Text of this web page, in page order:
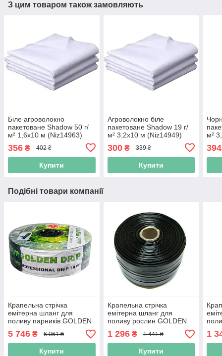
З цим товаром також замовляють
Біле агроволокно
пакетоване Shadow 50 г/
м² 1,6x10 м (Niz14963)
356 ₴ 402 ₴
Купити
Агроволокно біле
пакетоване Shadow 19 г/
м² 3,2x10 м (Niz14949)
300₴ 339 ₴
Купити
м²
394
Подібні товари компанії
Крапельна стрічка
емітерна шланг для
поливу парників GOLDEN
DRIP крок 10 см
(Niz16481)
5 746 ₴ 6 061 ₴
Купити
Крапельна стрічка
емітерна шланг для
поливу рослин GOLDEN
DRIP 500 м (Niz16480)
1 296₴ 1 441 ₴
Купити
1